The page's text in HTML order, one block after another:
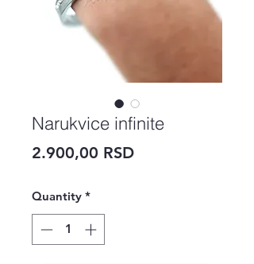
Narukvice infinite
2.900,00 RSDPrice
Quantity *